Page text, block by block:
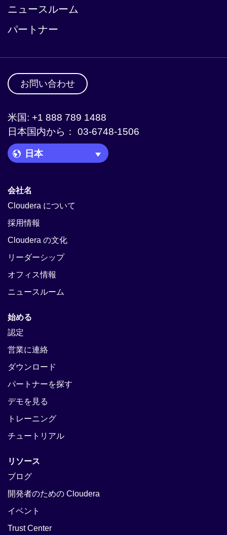
ニュースルーム
パートナー
お問い合わせ
米国: +1 888 789 1488
日本国内から： 03-6748-1506
Language Picker
会社名
Cloudera について
採用情報
Cloudera の文化
リーダーシップ
オフィス情報
ニュースルーム
始める
認定
営業に連絡
ダウンロード
パートナーを探す
デモを見る
トレーニング
チュートリアル
リソース
ブログ
開発者のための Cloudera
イベント
Trust Center